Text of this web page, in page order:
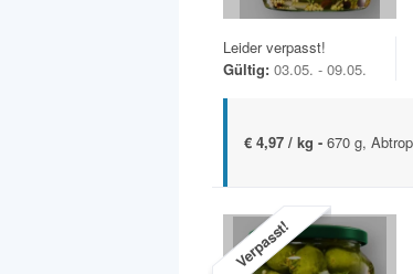
Leider verpasst!
Gültig: 03.05. - 09.05.
€ 4,97 / kg - 670 g,
Verpasst!